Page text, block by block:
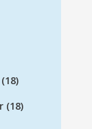
(18)
(18)